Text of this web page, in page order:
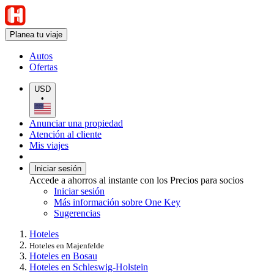
Planea tu viaje
Autos
Ofertas
USD
•
Anunciar una propiedad
Atención al cliente
Mis viajes
Iniciar sesión
Accede a ahorros al instante con los Precios para socios
Iniciar sesión
Más información sobre One Key
Sugerencias
Hoteles
Hoteles en Majenfelde
Hoteles en Bosau
Hoteles en Schleswig-Holstein